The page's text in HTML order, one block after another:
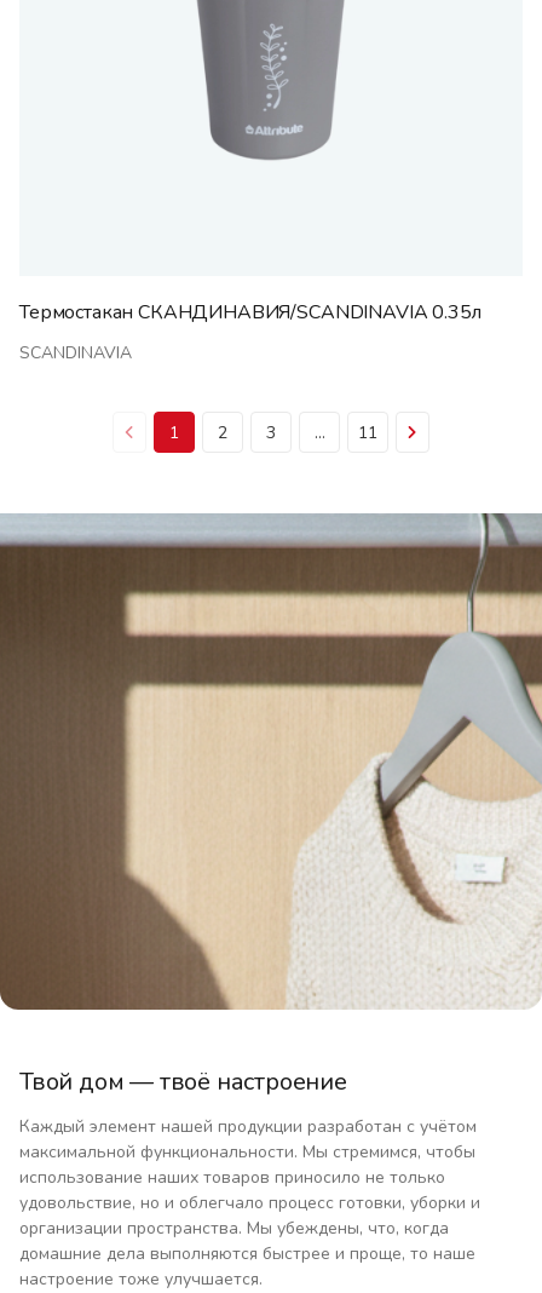
Термостакан СКАНДИНАВИЯ/SCANDINAVIA 0.35л
SCANDINAVIA
1 2 3 ... 11
Твой дом — твоё настроение
Каждый элемент нашей продукции разработан с учётом
максимальной функциональности. Мы стремимся, чтобы
использование наших товаров приносило не только
удовольствие, но и облегчало процесс готовки, уборки и
организации пространства. Мы убеждены, что, когда
домашние дела выполняются быстрее и проще, то наше
настроение тоже улучшается.